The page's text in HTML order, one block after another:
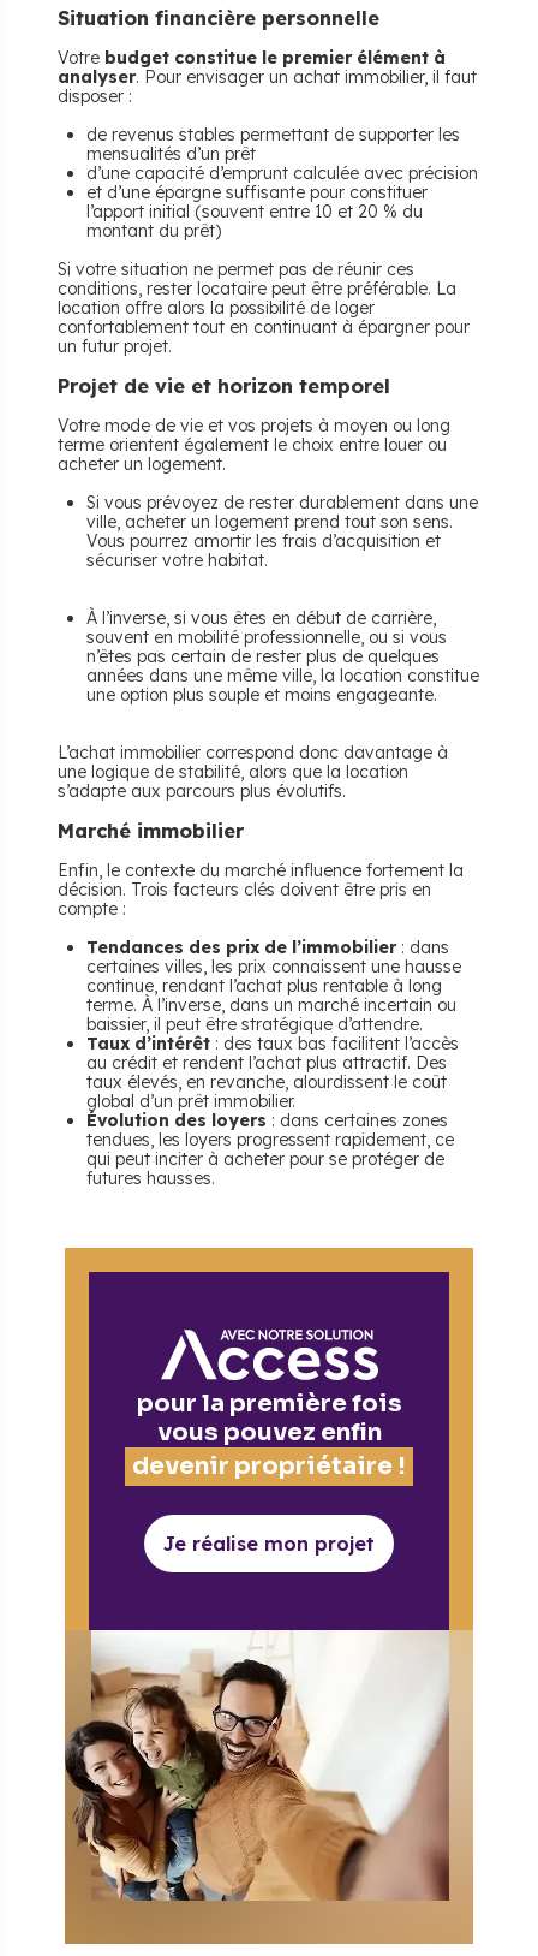
Situation financière personnelle
Votre budget constitue le premier élément à
analyser. Pour envisager un achat immobilier, il faut
disposer :
de revenus stables permettant de supporter les
mensualités d’un prêt
d’une capacité d’emprunt calculée avec précision
et d’une épargne suffisante pour constituer
l’apport initial (souvent entre 10 et 20 % du
montant du prêt)
Si votre situation ne permet pas de réunir ces
conditions, rester locataire peut être préférable. La
location offre alors la possibilité de loger
confortablement tout en continuant à épargner pour
un futur projet.
Projet de vie et horizon temporel
Votre mode de vie et vos projets à moyen ou long
terme orientent également le choix entre louer ou
acheter un logement.
Si vous prévoyez de rester durablement dans une
ville, acheter un logement prend tout son sens.
Vous pourrez amortir les frais d’acquisition et
sécuriser votre habitat.
À l’inverse, si vous êtes en début de carrière,
souvent en mobilité professionnelle, ou si vous
n’êtes pas certain de rester plus de quelques
années dans une même ville, la location constitue
une option plus souple et moins engageante.
L’achat immobilier correspond donc davantage à
une logique de stabilité, alors que la location
s’adapte aux parcours plus évolutifs.
Marché immobilier
Enfin, le contexte du marché influence fortement la
décision. Trois facteurs clés doivent être pris en
compte :
Tendances des prix de l’immobilier: dans
certaines villes, les prix connaissent une hausse
continue, rendant l’achat plus rentable à long
terme. À l’inverse, dans un marché incertain ou
baissier, il peut être stratégique d’attendre.
Taux d’intérêt : des taux bas facilitent l’accès
au crédit et rendent l’achat plus attractif. Des
taux élevés, en revanche, alourdissent le coût
global d’un prêt immobilier.
Évolution des loyers : dans certaines zones
tendues, les loyers progressent rapidement, ce
qui peut inciter à acheter pour se protéger de
futures hausses.
pour la première fois
vous pouvez enfin
devenir propriétaire !
Je réalise mon projet